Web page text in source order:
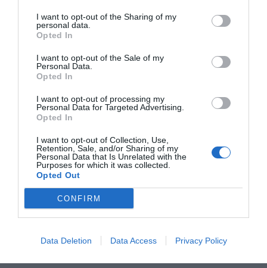
I want to opt-out of the Sharing of my
personal data.
Opted In
I want to opt-out of the Sale of my
Personal Data.
Opted In
I want to opt-out of processing my
Personal Data for Targeted Advertising.
Opted In
I want to opt-out of Collection, Use,
Retention, Sale, and/or Sharing of my
Personal Data that Is Unrelated with the
Purposes for which it was collected.
Opted Out
CONFIRM
Data Deletion Data Access Privacy Policy
Publicerat:2020-05-21,Uppdaterat: 2020-05-21
Författare:Henrik
Mattsson
Jag är matskribent samt kock
med en fil. kand i
restauranghögskolan i Grythyttan. På denna sida
delar jag med mig av tusentals olika recept för alla
smaker - noviser som hemmakockar. Alla recept
har jag provlagat, skrivit och fotat så att du ska
kunna laga dem med bästa resultat hemma. Läs mer
om mig.